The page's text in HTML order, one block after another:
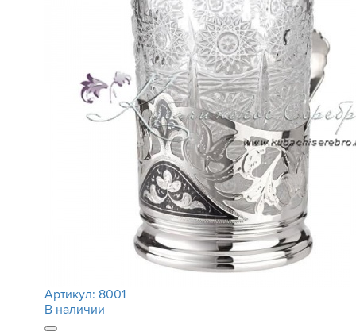
Артикул: 8001
В наличии